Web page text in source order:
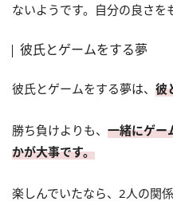
ないようです。自分の良さを
彼氏とゲームをする夢
彼氏とゲームをする夢は、 彼
勝ち負けよりも、 一緒にゲー
かが大事です。
楽しんでいたなら、2人の関